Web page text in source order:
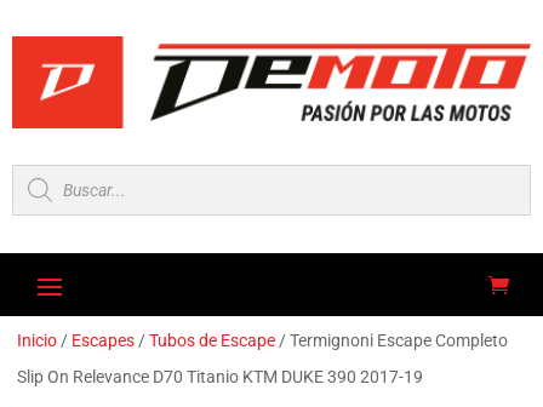
Búsqueda
de
productos
Inicio / Escapes /Tubos de Escape / Termignoni Escape Completo
Slip On Relevance D70 Titanio KTM DUKE 390 2017-19